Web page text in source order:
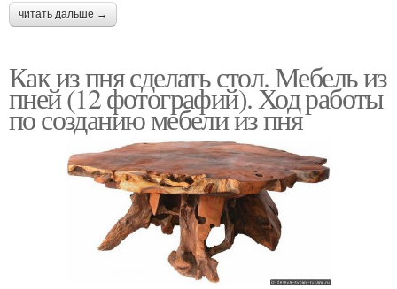
читать дальше →
Как из пня сделать стол. Мебель из
пней (12 фотографий). Ход работы
по созданию мебели из пня